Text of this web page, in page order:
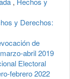
y Derechos:
de
abril 2019
Electoral
febrero 2022